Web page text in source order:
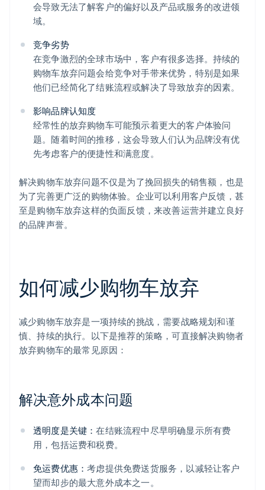
会导致无法了解客户的偏好以及产品或服务的改进领
域。
竞争劣势
在竞争激烈的全球市场中，客户有很多选择。持续的
购物车放弃问题会给竞争对手带来优势，特别是如果
他们已经简化了结账流程或解决了导致放弃的因素。
影响品牌认知度
经常性的放弃购物车可能预示着更大的客户体验问
题。随着时间的推移，这会导致人们认为品牌没有优
先考虑客户的便捷性和满意度。
解决购物车放弃问题不仅是为了挽回损失的销售额，也是
为了完善更广泛的购物体验。企业可以利用客户反馈，甚
至是购物车放弃这样的负面反馈，来改善运营并建立良好
的品牌声誉。
如何减少购物车放弃
减少购物车放弃是一项持续的挑战，需要战略规划和谨
慎、持续的执行。以下是推荐的策略，可直接解决购物者
放弃购物车的最常见原因：
解决意外成本问题
透明度是关键：在结账流程中尽早明确显示所有费
用，包括运费和税费。
免运费优惠：考虑提供免费送货服务，以减轻让客户
望而却步的最大意外成本之一。